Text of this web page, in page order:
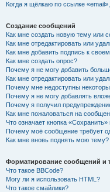
Когда я щёлкаю по ссылке
Создание сообщений
Как мне создать новую тему или
Как мне отредактировать или
Как мне добавить подпись к
Как мне создать опрос?
Почему я не могу добавить
Как мне отредактировать или
Почему мне недоступны
Почему я не могу добавлять
Почему я получил
Как мне пожаловаться на
Что означает кнопка
Почему моё сообщение требует
Как мне вновь поднять мою тему?
Форматирование сообщений и
Что такое BBCode?
Могу ли я использовать HTML?
Что такое смайлики?